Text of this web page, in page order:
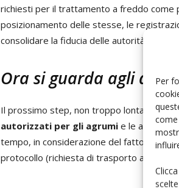
Per
richiesti per il trattamento a freddo come
posizionamento delle stesse, le
consolidare la fiducia delle autorità”.
Ora si guarda agli
Il prossimo step, non troppo lontano,
autorizzati per gli agrumi e le autorità
tempo, in considerazione del fatto che,
protocollo (richiesta di trasporto aereo)